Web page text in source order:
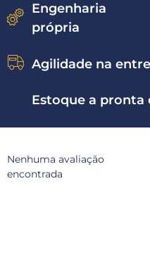
Engenharia
própria
Agilidade na
Estoque a pronta
Nenhuma avaliação
encontrada